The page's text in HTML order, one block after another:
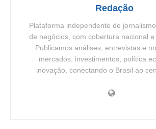
Redação
Plataforma independente de
de negócios, com cobertura nacional e
Publicamos análises, entrevistas e
mercados, investimentos, política
inovação, conectando o Brasil ao